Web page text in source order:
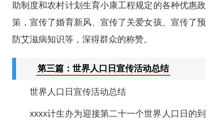
助制度和农村计划生育小康工程规定的各种优惠政
策，宣传了婚育新风、宣传了关爱女孩、宣传了预
防艾滋病知识等，深得群众的称赞。
第三篇：世界人口日宣传活动总结
世界人口日宣传活动总结
xxxx计生办为迎接第二十一个世界人口日的到